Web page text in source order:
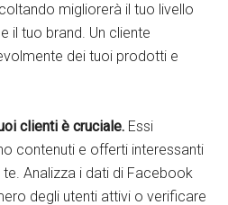
migliorerà il tuo livello
il tuo brand. Un cliente
dei tuoi prodotti e
clienti è cruciale. Essi
contenuti e offerti interessanti
Analizza i dati di Facebook
degli utenti attivi o verificare